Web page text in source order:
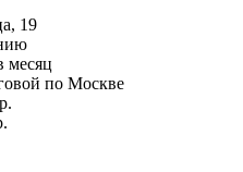
19
месяц
по Москве